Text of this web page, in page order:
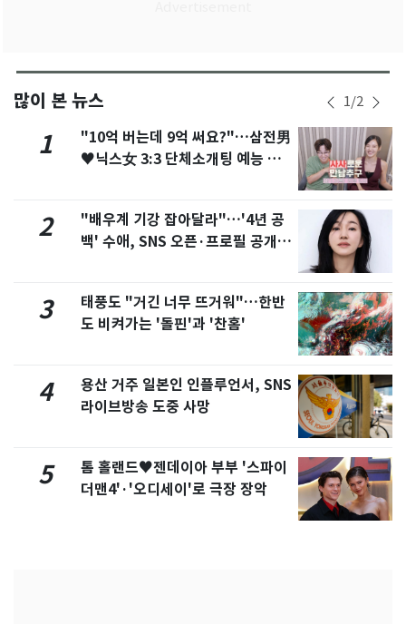
많이 본 뉴스 1/2
1
"10억 버는데 9억 써요?"…삼전男
♥닉스女 3:3 단체소개팅 예능 화
2
"배우계 기강 잡아달라"…'4년 공
백' 수애, SNS 오픈·프로필 공개
3
태풍도 "거긴 너무 뜨거워"…한반
도 비켜가는 '돌핀'과 '찬홈'
4
용산 거주 일본인 인플루언서, SNS
라이브방송 도중 사망
5
톰 홀랜드♥젠데이아 부부 '스파이
더맨4'·'오디세이'로 극장 장악